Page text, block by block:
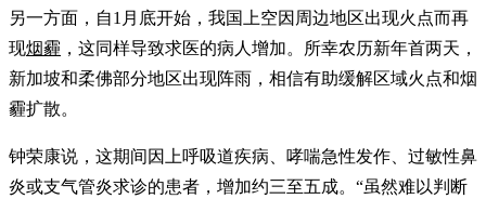
另一方面，自1月底开始，我国上空因周边地区出现火点而再
现烟霾 ，这同样导致求医的病人增加。所幸农历新年首两天，
新加坡和柔佛部分地区出现阵雨，相信有助缓解区域火点和烟
霾扩散。
钟荣康说，这期间因上呼吸道疾病、哮喘急性发作、过敏性鼻
炎或支气管炎求诊的患者，增加约三至五成。“虽然难以判断